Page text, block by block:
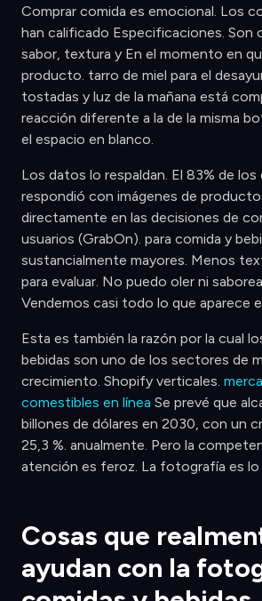
Comprar comida es emocional. Los
han calificado Especificaciones. Son
sabor, textura y En el momento en
producto. tarro de miel para el
tostadas y luz de la mañana está
reacción diferente a la de la misma
el espacio en blanco.
Los datos lo respaldan. El 83% de
respondió con imágenes de
directamente en las decisiones de
usuarios (GrabOn). para comida y
sustancialmente mayores. Menos
para evaluar. No puedo oler ni
Vendemos casi todo lo que aparece
Esta es también la razón por la cual
bebidas son uno de los sectores de
crecimiento. Shopify verticales.
comestibles en línea Se prevé que
billones de dólares en 2030, con un
25,3 %. anualmente. Pero la
atención es feroz. La fotografía es
Cosas que
ayudan con la